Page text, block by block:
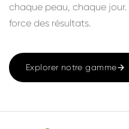
chaque peau, chaque
force des résultats.
Explorer notre gamme